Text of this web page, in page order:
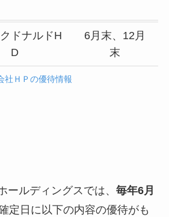
ドナルドH
D
6月末、12月
末
社ＨＰの優待情報
ールディングスでは、 毎年6月
定日に以下の内容の優待がも